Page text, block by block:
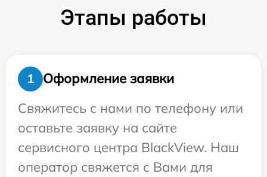
Этапы работы
1
Оформление заявки
Свяжитесь с нами по телефону или
оставьте заявку на сайте
сервисного центра BlackView. Наш
оператор свяжется с Вами для